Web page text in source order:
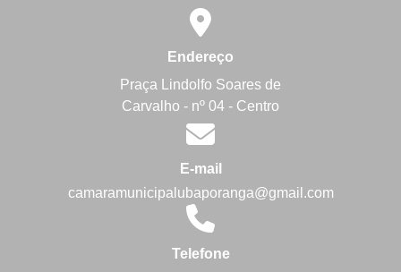
Endereço
Praça Lindolfo Soares de
Carvalho - nº 04 - Centro
E-mail
camaramunicipalubaporanga@gmail.com
Telefone